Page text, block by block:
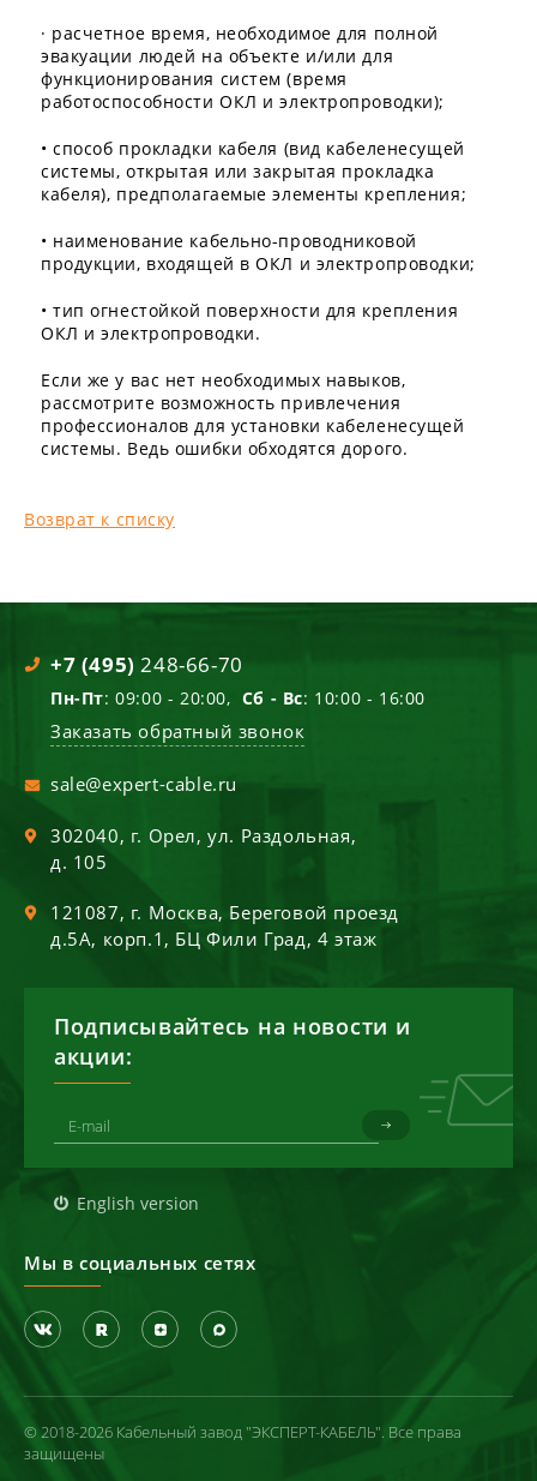
· расчетное время, необходимое для полной
эвакуации людей на объекте и/или для
функционирования систем (время
работоспособности ОКЛ и электропроводки);
• способ прокладки кабеля (вид кабеленесущей
системы, открытая или закрытая прокладка
кабеля), предполагаемые элементы крепления;
• наименование кабельно-проводниковой
продукции, входящей в ОКЛ и электропроводки;
• тип огнестойкой поверхности для крепления
ОКЛ и электропроводки.
Если же у вас нет необходимых навыков,
рассмотрите возможность привлечения
профессионалов для установки кабеленесущей
системы. Ведь ошибки обходятся дорого.
Возврат к списку
+7 (495) 248-66-70
Пн-Пт: 09:00 - 20:00, Сб - Вс: 10:00 - 16:00
Заказать обратный звонок
sale@expert-cable.ru
302040, г. Орел,ул. Раздольная,
д. 105
121087, г. Москва, Береговой проезд
д.5А, корп.1, БЦ Фили Град, 4 этаж
Подписывайтесь на новости и
акции:
English version
Мы в социальных сетях
© 2018-2026 Кабельный завод "ЭКСПЕРТ-КАБЕЛЬ". Все права
защищены